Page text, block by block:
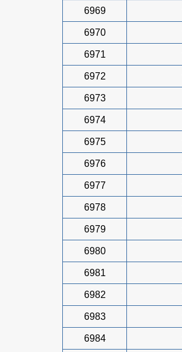
6969
6970
6971
6972
6973
6974
6975
6976
6977
6978
6979
6980
6981
6982
6983
6984